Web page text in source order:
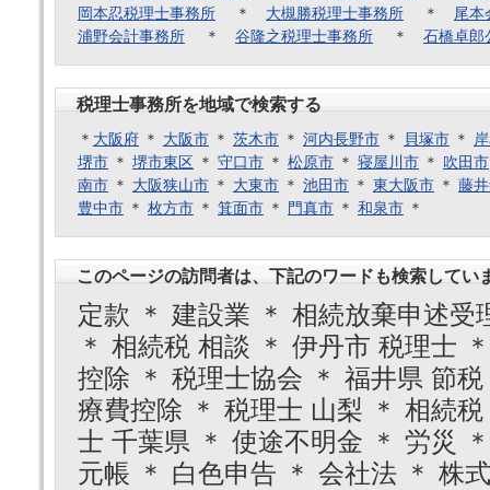
岡本忍税理士事務所 ＊ 大槻勝税理士事務所 ＊ 尾本
浦野会計事務所 ＊ 谷隆之税理士事務所 ＊ 石橋卓郎
税理士事務所を地域で検索する
＊ 大阪府 ＊ 大阪市 ＊ 茨木市 ＊ 河内長野市 ＊ 貝塚市 ＊
堺市 ＊ 堺市東区 ＊ 守口市 ＊ 松原市 ＊ 寝屋川市 ＊ 吹田市
南市 ＊ 大阪狭山市 ＊ 大東市 ＊ 池田市 ＊ 東大阪市 ＊ 藤
豊中市 ＊ 枚方市 ＊ 箕面市 ＊ 門真市 ＊ 和泉市 ＊
このページの訪問者は、下記のワードも検索してい
定款 ＊ 建設業 ＊ 相続放棄申述受
＊ 相続税 相談 ＊ 伊丹市 税理士
控除 ＊ 税理士協会 ＊ 福井県 節
療費控除 ＊ 税理士 山梨 ＊ 相続
士 千葉県 ＊ 使途不明金 ＊ 労災
元帳 ＊ 白色申告 ＊ 会社法 ＊ 株